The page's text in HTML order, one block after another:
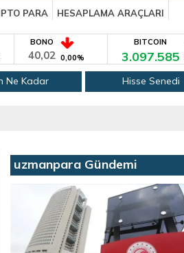
PARA
HESAPLAMA ARAÇLARI
BONO
40,02 0,00%
BITCOIN
3.097.585
Ne Kadar Hisse Senedi
uzmanpara Gündemi